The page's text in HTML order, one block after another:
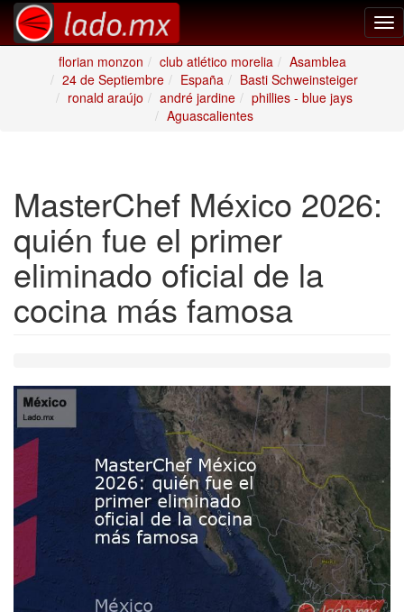
florian monzon
club atlético morelia
Asamblea
24 de Septiembre
España
Basti Schweinsteiger
ronald araújo
andré jardine
phillies - blue jays
Aguascalientes
MasterChef México 2026:
quién fue el primer
eliminado oficial de la
cocina más famosa